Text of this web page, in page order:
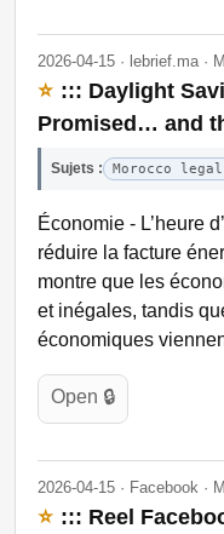
2026-04-15 · lebrief.ma ·
⭐ ::: Daylight
Promised… and
Sujets : Morocco
Économie - L’heure
réduire la facture
montre que les
et inégales, tandis
économiques
Open 🔒
2026-04-15 · Facebook ·
⭐ ::: Reel